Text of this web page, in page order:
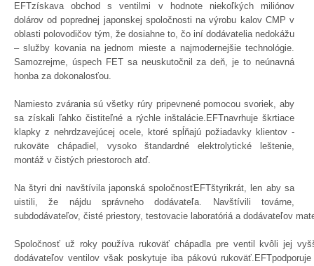
EFTzískava obchod s ventilmi v hodnote niekoľkých miliónov
dolárov od poprednej japonskej spoločnosti na výrobu kalov CMP v
oblasti polovodičov tým, že dosiahne to, čo iní dodávatelia nedokážu
– služby kovania na jednom mieste a najmodernejšie technológie.
Samozrejme, úspech FET sa neuskutočnil za deň, je to neúnavná
honba za dokonalosťou.
Namiesto zvárania sú všetky rúry pripevnené pomocou svoriek, aby
sa získali ľahko čistiteľné a rýchle inštalácie.EFTnavrhuje škrtiace
klapky z nehrdzavejúcej ocele, ktoré spĺňajú požiadavky klientov -
rukoväte chápadiel, vysoko štandardné elektrolytické leštenie,
montáž v čistých priestoroch atď.
Na štyri dni navštívila japonská spoločnosťEFTštyrikrát, len aby sa
uistili, že nájdu správneho dodávateľa. Navštívili továrne,
subdodávateľov, čisté priestory, testovacie laboratóriá a dodávateľov
Spoločnosť už roky používa rukoväť chápadla pre ventil kvôli jej
dodávateľov ventilov však poskytuje iba pákovú